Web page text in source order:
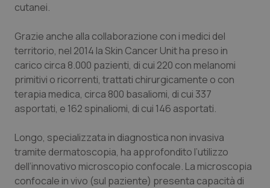
Sicilia
Toscana
Umbria
Valle D’Aosta
Veneto
Neuroscienze & patologie neurodegenerative
Obesità
Oftalmologia
Oncodermatologia
Oncoematologia
Oncologia & Nutrizione
cutanei.
Grazie anche alla collaborazione con i medici del
territorio, nel 2014 la Skin Cancer Unit ha preso in
carico circa 8.000 pazienti, di cui 220 con melanomi
primitivi o ricorrenti, trattati chirurgicamente o con
terapia medica, circa 800 basaliomi, di cui 337
asportati, e 162 spinaliomi, di cui 146 asportati.
Longo, specializzata in diagnostica non invasiva
tramite dermatoscopia, ha approfondito l’utilizzo
dell’innovativo microscopio confocale. La microscopia
confocale in vivo (sul paziente) presenta capacità di